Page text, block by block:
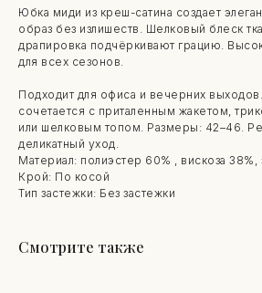
Юбка миди из креш-сатина создает
образ без излишеств. Шелковый блеск
драпировка подчёркивают грацию.
для всех сезонов.
Подходит для офиса и вечерних
сочетается с приталенным жакетом,
или шелковым топом. Размеры: 42–46.
деликатный уход.
Материал: полиэстер 60% , вискоза 38%,
Крой: По косой
Тип застежки: Без застежки
Смотрите также